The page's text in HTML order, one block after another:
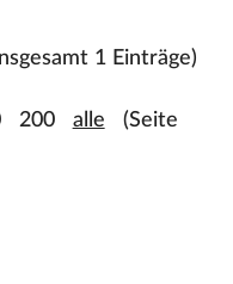
1 Einträge)
200 alle (Seite